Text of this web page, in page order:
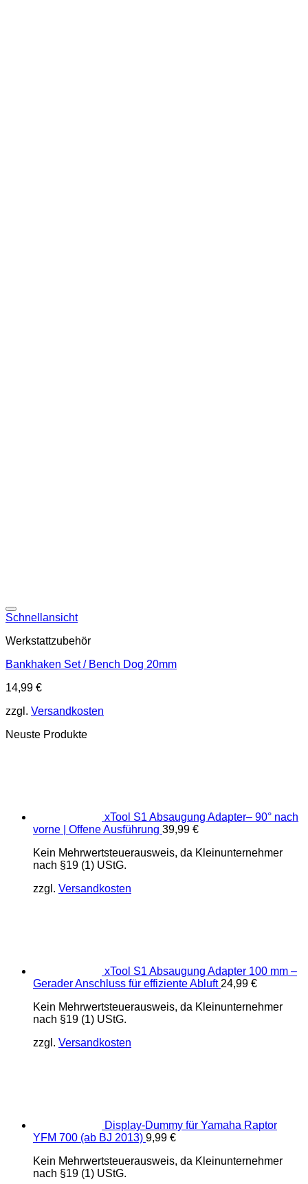
Schnellansicht
Werkstattzubehör
Bankhaken Set / Bench Dog 20mm
14,99 €
zzgl. Versandkosten
Neuste Produkte
xTool S1 Absaugung Adapter– 90° nach
vorne | Offene Ausführung 39,99 €
Kein Mehrwertsteuerausweis, da Kleinunternehmer
nach §19 (1) UStG.
zzgl. Versandkosten
xTool S1 Absaugung Adapter 100 mm –
Gerader Anschluss für effiziente Abluft 24,99 €
Kein Mehrwertsteuerausweis, da Kleinunternehmer
nach §19 (1) UStG.
zzgl. Versandkosten
Display-Dummy für Yamaha Raptor
YFM 700 (ab BJ 2013) 9,99 €
Kein Mehrwertsteuerausweis, da Kleinunternehmer
nach §19 (1) UStG.